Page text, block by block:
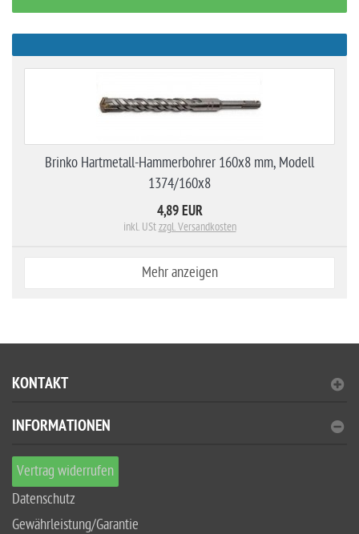
Brinko Hartmetall-Hammerbohrer 160x8 mm, Modell
1374/160x8
4,89 EUR
inkl. UStzzgl. Versandkosten
Mehr anzeigen
KONTAKT
INFORMATIONEN
Vertrag widerrufen
Datenschutz
Gewährleistung/Garantie